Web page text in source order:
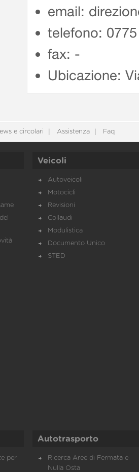
email:
telefono:
fax: -
Ubicazione:
e circolari Assistenza Faq
Veicoli
Autoveicoli
Motocicli
Revisioni
Collaudi
Modulistica
Documento Unico
STED
per
Autotrasporto
Ricerca Aree di Fermata e
Nulla Osta